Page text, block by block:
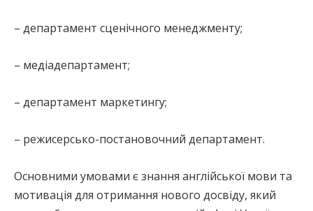
– департамент сценічного менеджменту;
– медіадепартамент;
– департамент маркетингу;
– режисерсько-постановочний департамент.
Основними умовами є знання англійської мови та
мотивація для отримання нового досвіду, який